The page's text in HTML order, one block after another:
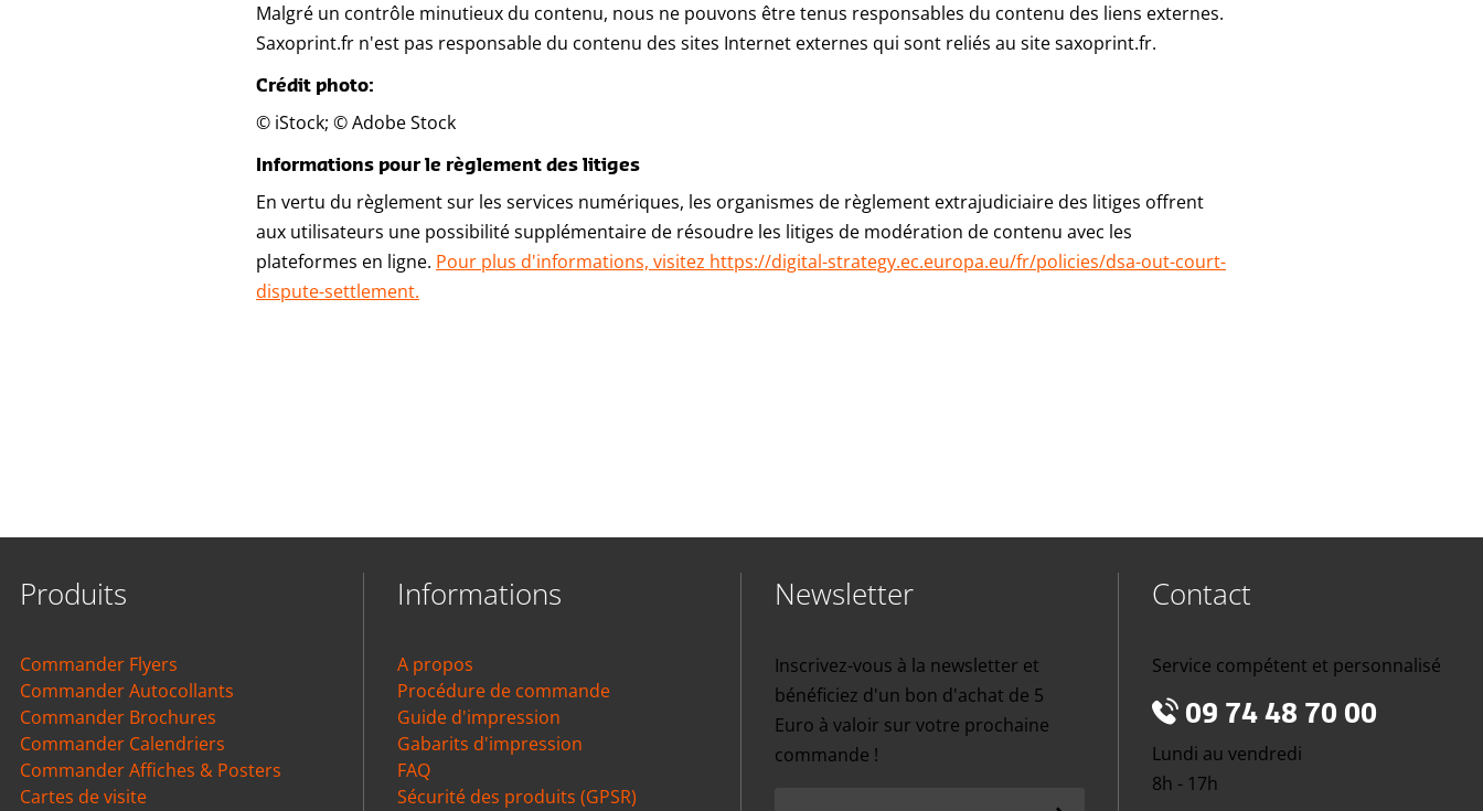
Malgré un contrôle minutieux du contenu, nous ne pouvons être tenus responsables du contenu des liens externes.
Saxoprint.fr n'est pas responsable du contenu des sites Internet externes qui sont reliés au site saxoprint.fr.
Crédit photo:
© iStock; © Adobe Stock
Informations pour le règlement des litiges
En vertu du règlement sur les services numériques, les organismes de règlement extrajudiciaire des litiges offrent
aux utilisateurs une possibilité supplémentaire de résoudre les litiges de modération de contenu avec les
plateformes en ligne. Pour plus d'informations, visitez https://digital-strategy.ec.europa.eu/fr/policies/dsa-out-court-
dispute-settlement.
Produits
Commander Flyers
Commander Autocollants
Commander Brochures
Commander Calendriers
Commander Affiches & Posters
Cartes de visite
Informations
A propos
Procédure de commande
Guide d'impression
Gabarits d'impression
FAQ
Sécurité des produits (GPSR)
Newsletter
Inscrivez-vous à la newsletter et
bénéficiez d'un bon d'achat de 5
Euro à valoir sur votre prochaine
commande !
Contact
Service compétent et personnalisé
09 74 48 70 00
Lundi au vendredi
8h - 17h